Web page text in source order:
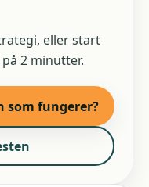
eller start
2 minutter.
som fungerer?